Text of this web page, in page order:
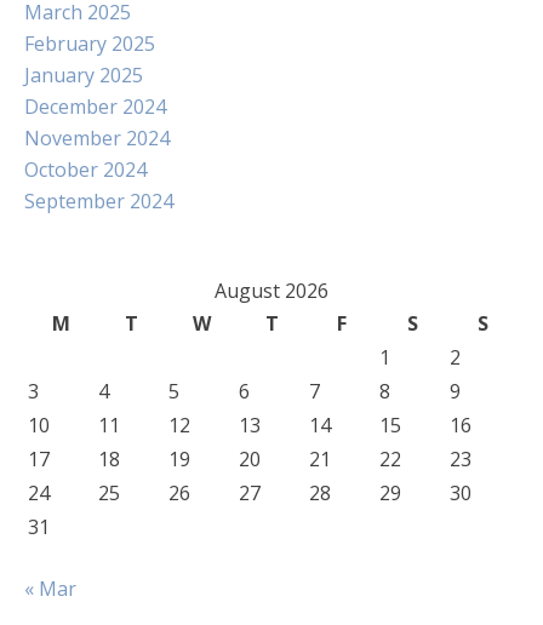
March 2025
February 2025
January 2025
December 2024
November 2024
October 2024
September 2024
August 2026
M
T W T F S
S
1
2
3
4 5 6 7 8
9
10
11 12 13 14 15
16
17
18 19 20 21 22
23
24
25 26 27 28 29
30
31
« Mar